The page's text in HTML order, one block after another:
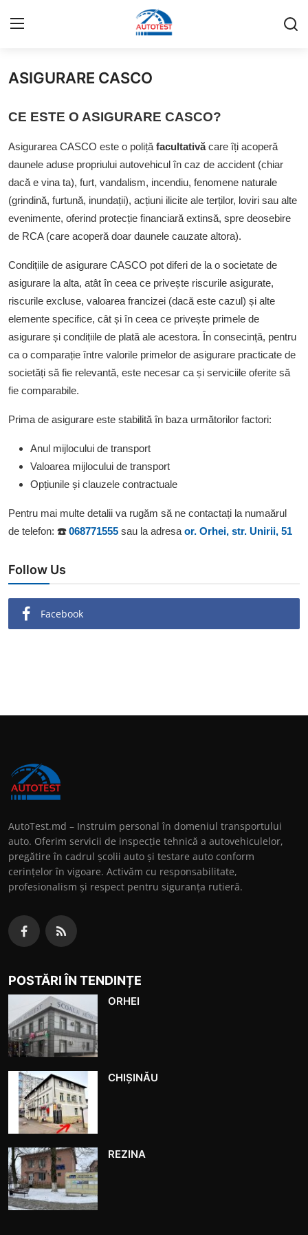
ȘCOALA AUTO
CENTRU DE INSTRUIRE
TESTARE AUTO
ASIGURĂRI
TAHOGRAFE
CONTACTAȚI-NE
MEDIA
ASIGURARE CASCO
CE ESTE O ASIGURARE CASCO?
Asigurarea CASCO este o poliță facultativăcare îți acoperă
daunele aduse propriului autovehicul în caz de accident (chiar
dacă e vina ta), furt, vandalism, incendiu, fenomene naturale
(grindină, furtună, inundații), acțiuni ilicite ale terților, loviri sau alte
evenimente, oferind protecție financiară extinsă, spre deosebire
de RCA (care acoperă doar daunele cauzate altora).
Condițiile de asigurare CASCO pot diferi de la o societate de
asigurare la alta, atât în ceea ce privește riscurile asigurate,
riscurile excluse, valoarea francizei (dacă este cazul) și alte
elemente specifice, cât și în ceea ce privește primele de
asigurare și condițiile de plată ale acestora. În consecință, pentru
ca o comparație între valorile primelor de asigurare practicate de
societăți să fie relevantă, este necesar ca și serviciile oferite să
fie comparabile.
Prima de asigurare este stabilită în baza următorilor factori:
Anul mijlocului de transport
Valoarea mijlocului de transport
Opțiunile și clauzele contractuale
Pentru mai multe detalii va rugăm să ne contactați la numaărul
de telefon: ☎️068771555 sau la adresa or. Orhei, str. Unirii, 51
Follow Us
Facebook
AutoTest.md – Instruim personal în domeniul transportului
auto. Oferim servicii de inspecție tehnică a autovehiculelor,
pregătire în cadrul școlii auto și testare auto conform
cerințelor în vigoare. Activăm cu responsabilitate,
profesionalism și respect pentru siguranța rutieră.
POSTĂRI ÎN TENDINȚE
ORHEI
CHIȘINĂU
REZINA